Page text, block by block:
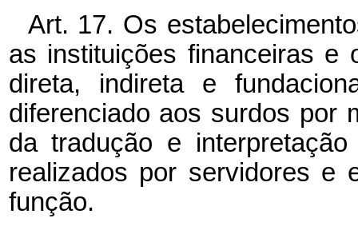
Art. 17. Os
as instituições financeiras e
direta, indireta e
diferenciado aos surdos por
da tradução e
realizados por servidores e
função.